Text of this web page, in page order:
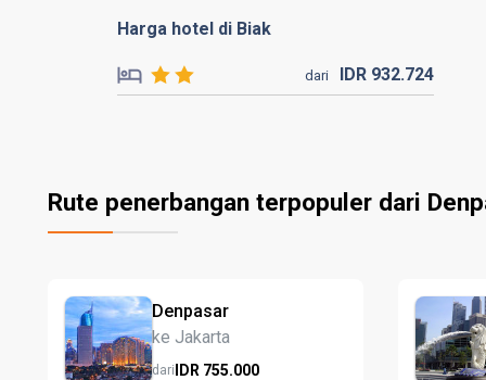
Harga hotel di Biak
dari IDR 932.724
Rute penerbangan terpopuler dari
Denpasar
ke Jakarta
dariIDR 755.000